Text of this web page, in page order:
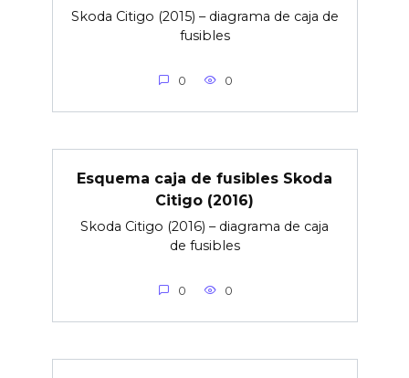
Skoda Citigo (2015) – diagrama de caja de
fusibles
0 0
Esquema caja de fusibles Skoda
Citigo (2016)
Skoda Citigo (2016) – diagrama de caja
de fusibles
0 0